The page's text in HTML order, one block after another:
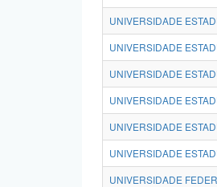
UNIVERSIDADE
UNIVERSIDADE
UNIVERSIDADE
UNIVERSIDADE
UNIVERSIDADE
UNIVERSIDADE
UNIVERSIDADE